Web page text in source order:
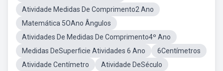
Atividade Medidas De Comprimento2 Ano
Matemática 5OAno Ângulos
Atividades De Medidas De Comprimento4º Ano
Medidas DeSuperficie Atividades 6 Ano
6Centímetros
Atividade Centímetro
Atividade DeSéculo